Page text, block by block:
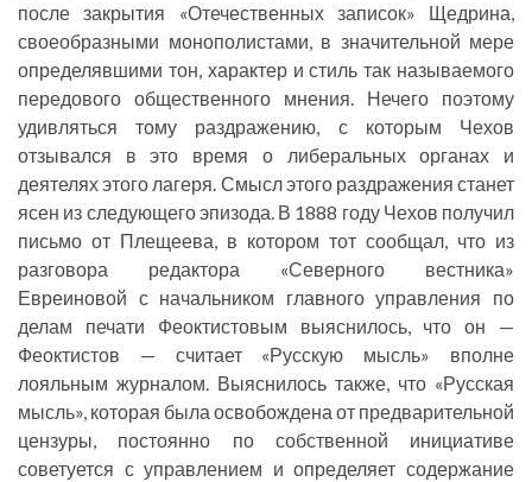
после закрытия «Отечественных записок» Щедрина,
своеобразными монополистами, в значительной мере
определявшими тон, характер и стиль так называемого
передового общественного мнения. Нечего поэтому
удивляться тому раздражению, с которым Чехов
отзывался в это время о либеральных органах и
деятелях этого лагеря. Смысл этого раздражения станет
ясен из следующего эпизода. В 1888 году Чехов получил
письмо от Плещеева, в котором тот сообщал, что из
разговора редактора «Северного вестника»
Евреиновой с начальником главного управления по
делам печати Феоктистовым выяснилось, что он —
Феоктистов — считает «Русскую мысль» вполне
лояльным журналом. Выяснилось также, что «Русская
мысль», которая была освобождена от предварительной
цензуры, постоянно по собственной инициативе
советуется с управлением и определяет содержание